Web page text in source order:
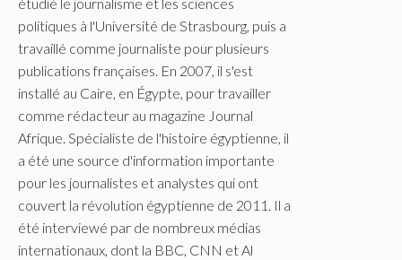
étudié le journalisme et les sciences
politiques à l'Université de Strasbourg, puis a
travaillé comme journaliste pour plusieurs
publications françaises. En 2007, il s'est
installé au Caire, en Égypte, pour travailler
comme rédacteur au magazine Journal
Afrique. Spécialiste de l'histoire égyptienne, il
a été une source d'information importante
pour les journalistes et analystes qui ont
couvert la révolution égyptienne de 2011. Il a
été interviewé par de nombreux médias
internationaux, dont la BBC, CNN et Al